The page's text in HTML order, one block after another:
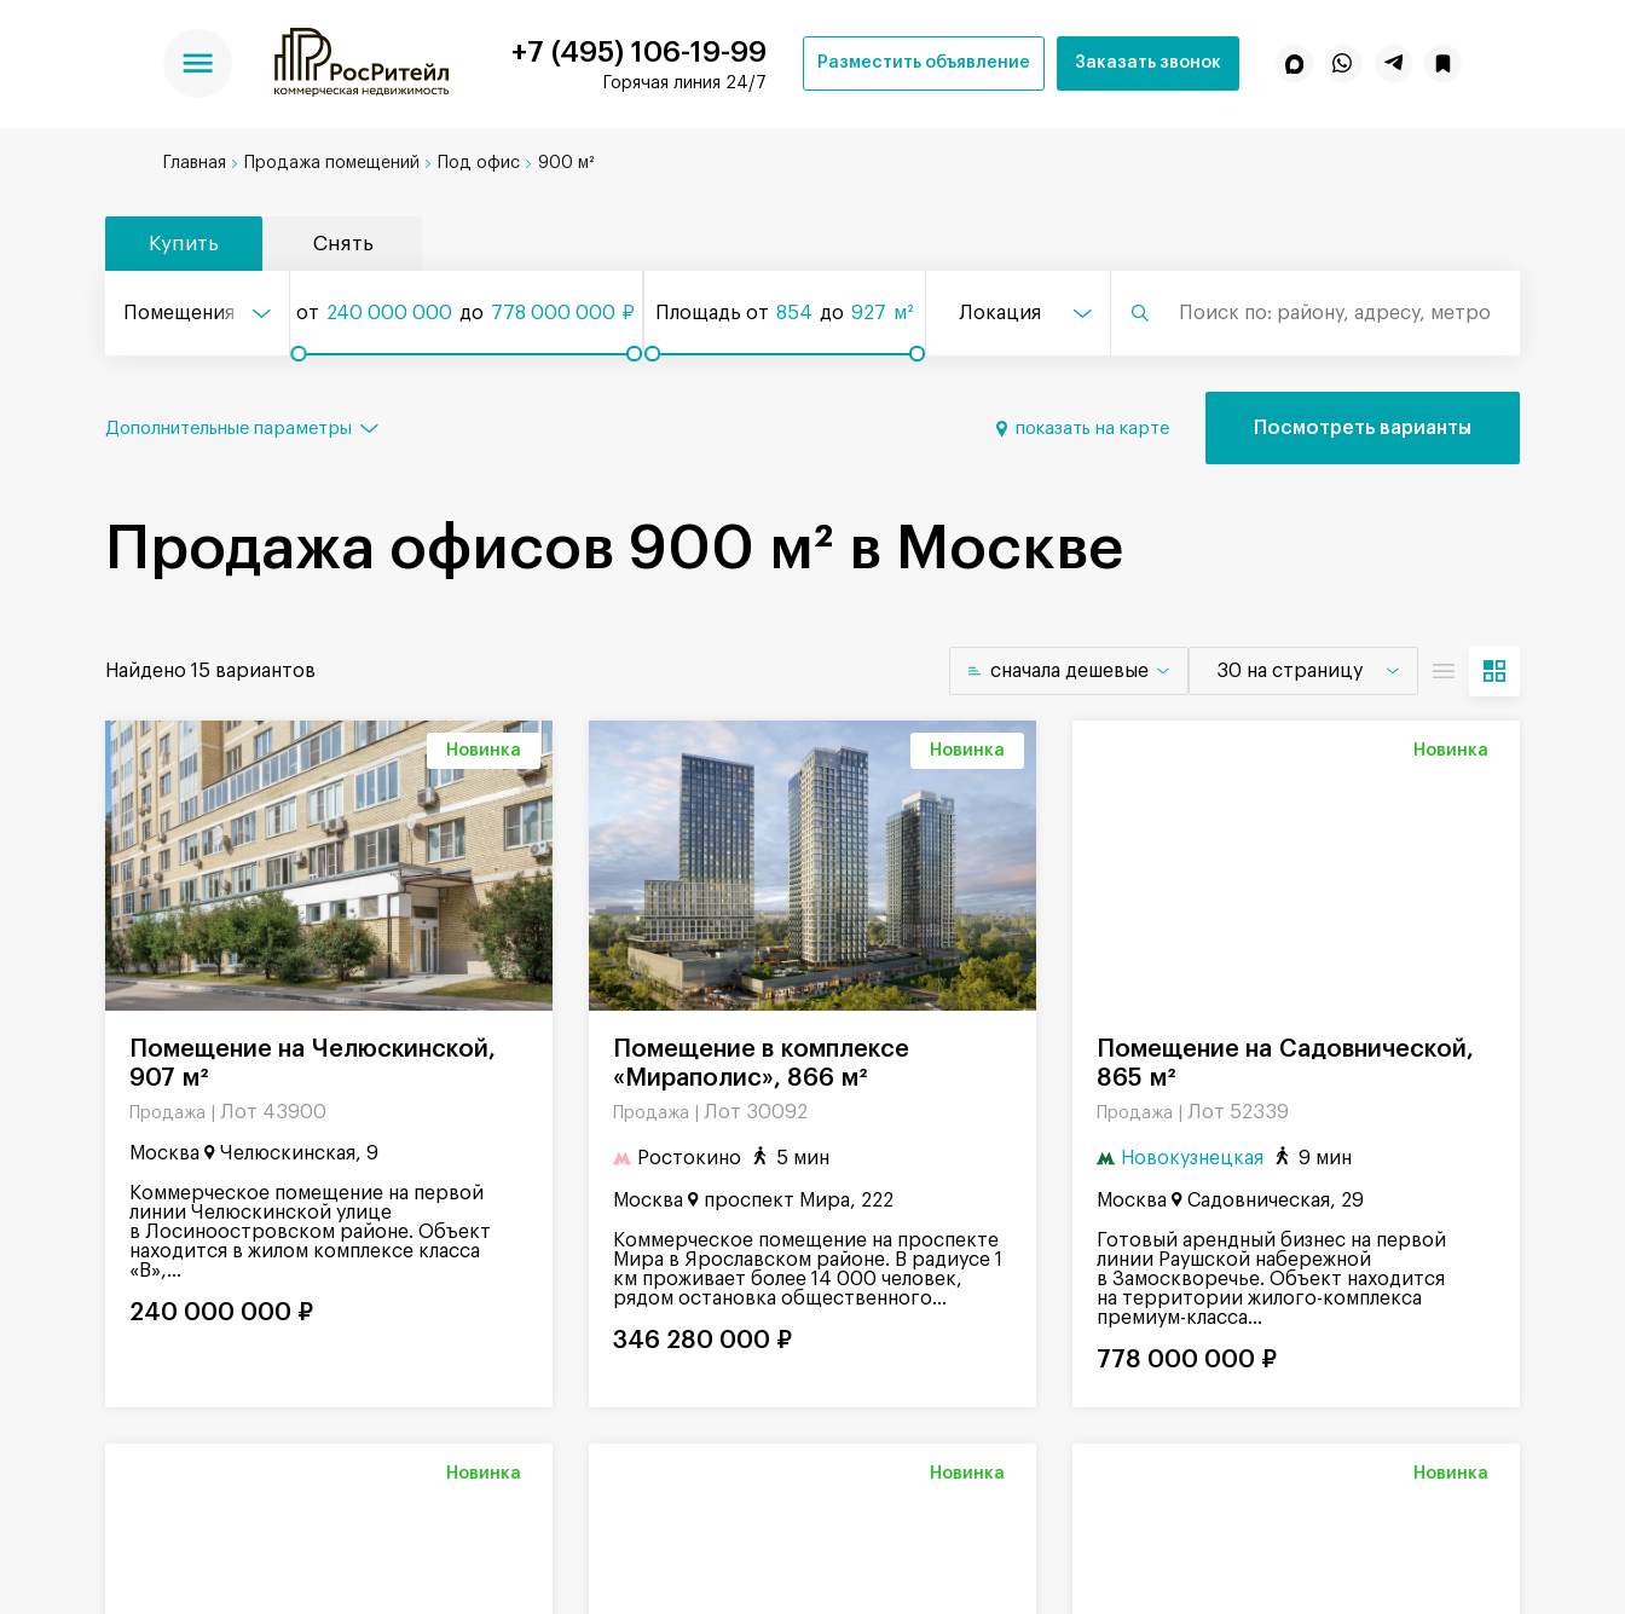
+7 (495) 106-19-99
Горячая линия 24/7
Разместить объявление Заказать звонок
Главная Продажа помещений Под офис 900 м²
Купить Снять
Помещения от 240 000 000 до 778 000 000 ₽ Площадь от 854 до 927 м² Локация
Дополнительные параметры показать на карте Посмотреть варианты
Продажа офисов 900 м² в Москве
Найдено 15 вариантов cначала дешевые 30 на страницу
Новинка
907 м²
Продажа | Лот 43900
Москва Челюскинская, 9
Коммерческое помещение на первой
линии Челюскинской улице
в Лосиноостровском районе. Объект
находится в жилом комплексе класса
«В»,...
240 000 000 ₽
Новинка
«Мираполис», 866 м²
Продажа | Лот 30092
Ростокино 5 мин
Москва проспект Мира, 222
Коммерческое помещение на проспекте
Мира в Ярославском районе. В радиусе 1
км проживает более 14 000 человек,
рядом остановка общественного...
346 280 000 ₽
Новинка
865 м²
Продажа | Лот 52339
Новокузнецкая 9 мин
Москва Садовническая, 29
Готовый арендный бизнес на первой
линии Раушской набережной
в Замоскворечье. Объект находится
на территории жилого-комплекса
премиум-класса...
778 000 000 ₽
Новинка Новинка Новинка